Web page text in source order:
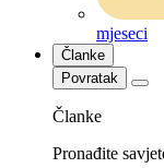
mjeseci
Članke
Povratak
Članke
Pronađite